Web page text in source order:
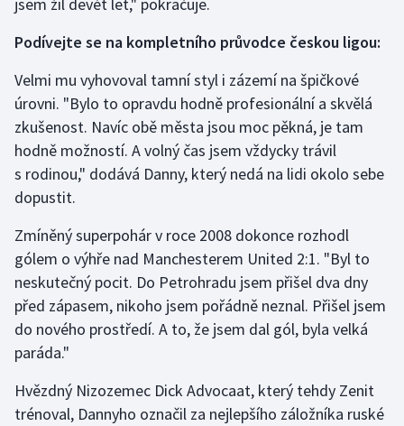
jsem žil devět let," pokračuje.
Podívejte se na kompletního průvodce českou ligou:
Velmi mu vyhovoval tamní styl i zázemí na špičkové
úrovni. "Bylo to opravdu hodně profesionální a skvělá
zkušenost. Navíc obě města jsou moc pěkná, je tam
hodně možností. A volný čas jsem vždycky trávil
s rodinou," dodává Danny, který nedá na lidi okolo sebe
dopustit.
Zmíněný superpohár v roce 2008 dokonce rozhodl
gólem o výhře nad Manchesterem United 2:1. "Byl to
neskutečný pocit. Do Petrohradu jsem přišel dva dny
před zápasem, nikoho jsem pořádně neznal. Přišel jsem
do nového prostředí. A to, že jsem dal gól, byla velká
paráda."
Hvězdný Nizozemec Dick Advocaat, který tehdy Zenit
trénoval, Dannyho označil za nejlepšího záložníka ruské